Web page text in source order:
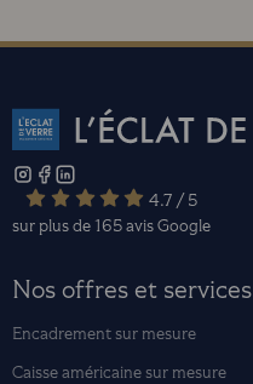
4.7 / 5
sur plus de 165 avisGoogle
Nos offres et services
Encadrement sur mesure
Caisse américaine sur mesure